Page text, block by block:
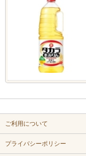
ご利用について
プライバシーポリシー